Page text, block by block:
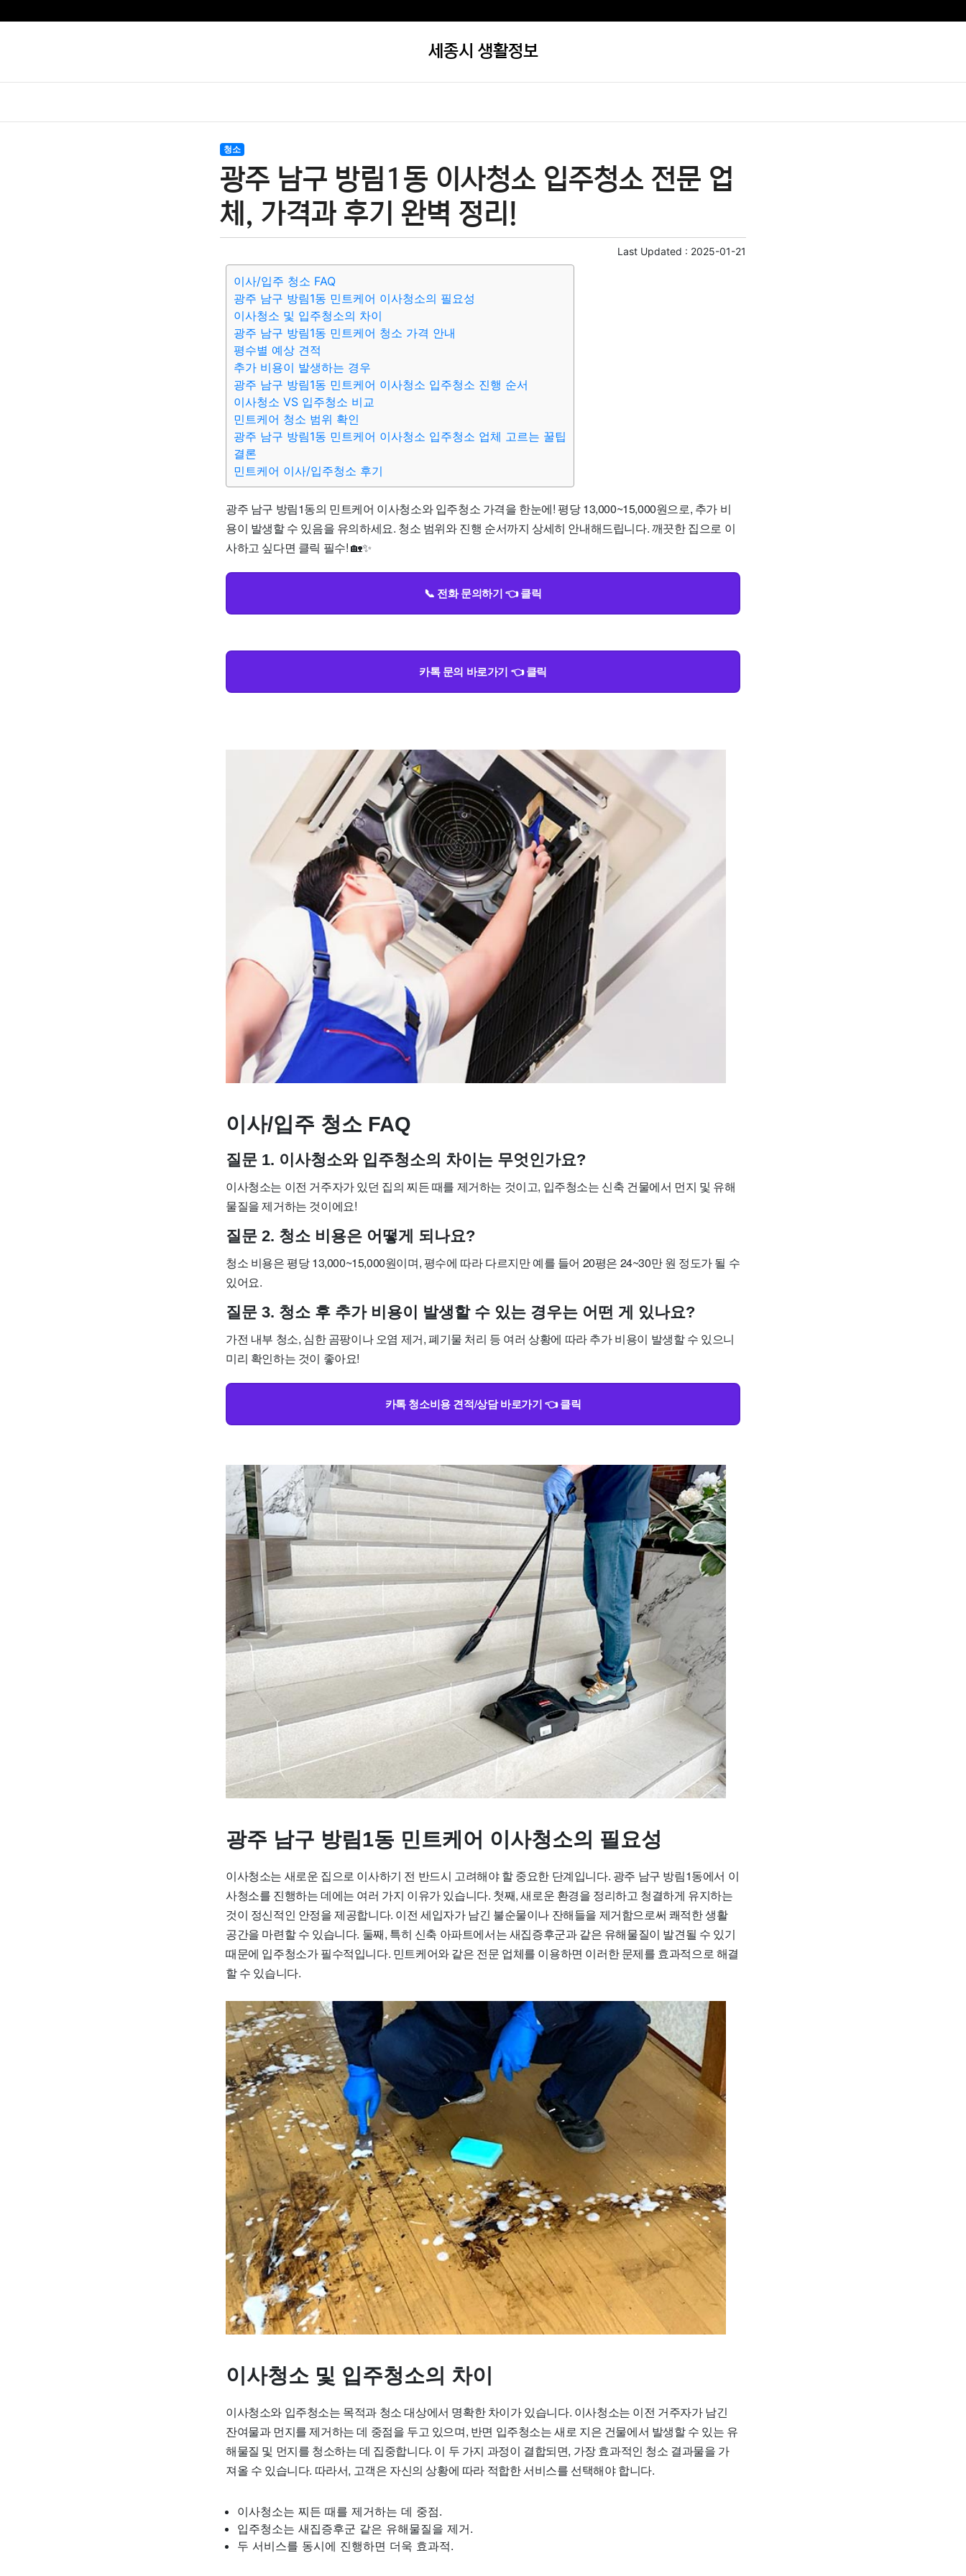
세종시 생활정보
청소
광주 남구 방림1동 이사청소 입주청소 전문 업
체, 가격과 후기 완벽 정리!
Last Updated : 2025-01-21
이사/입주 청소 FAQ
광주 남구 방림1동 민트케어 이사청소의 필요성
이사청소 및 입주청소의 차이
광주 남구 방림1동 민트케어 청소 가격 안내
평수별 예상 견적
추가 비용이 발생하는 경우
광주 남구 방림1동 민트케어 이사청소 입주청소 진행 순서
이사청소 VS 입주청소 비교
민트케어 청소 범위 확인
광주 남구 방림1동 민트케어 이사청소 입주청소 업체 고르는 꿀팁
결론
민트케어 이사/입주청소 후기
광주 남구 방림1동의 민트케어 이사청소와 입주청소 가격을 한눈에! 평당 13,000~15,000원으로, 추가 비
용이 발생할 수 있음을 유의하세요. 청소 범위와 진행 순서까지 상세히 안내해드립니다. 깨끗한 집으로 이
사하고 싶다면 클릭 필수! 🏡✨
📞 전화 문의하기 👈 클릭
카톡 문의 바로가기 👈 클릭
이사/입주 청소 FAQ
질문 1. 이사청소와 입주청소의 차이는 무엇인가요?
이사청소는 이전 거주자가 있던 집의 찌든 때를 제거하는 것이고, 입주청소는 신축 건물에서 먼지 및 유해
물질을 제거하는 것이에요!
질문 2. 청소 비용은 어떻게 되나요?
청소 비용은 평당 13,000~15,000원이며, 평수에 따라 다르지만 예를 들어 20평은 24~30만 원 정도가 될 수
있어요.
질문 3. 청소 후 추가 비용이 발생할 수 있는 경우는 어떤 게 있나요?
가전 내부 청소, 심한 곰팡이나 오염 제거, 폐기물 처리 등 여러 상황에 따라 추가 비용이 발생할 수 있으니
미리 확인하는 것이 좋아요!
카톡 청소비용 견적/상담 바로가기 👈 클릭
광주 남구 방림1동 민트케어 이사청소의 필요성
이사청소는 새로운 집으로 이사하기 전 반드시 고려해야 할 중요한 단계입니다. 광주 남구 방림1동에서 이
사청소를 진행하는 데에는 여러 가지 이유가 있습니다. 첫째, 새로운 환경을 정리하고 청결하게 유지하는
것이 정신적인 안정을 제공합니다. 이전 세입자가 남긴 불순물이나 잔해들을 제거함으로써 쾌적한 생활
공간을 마련할 수 있습니다. 둘째, 특히 신축 아파트에서는 새집증후군과 같은 유해물질이 발견될 수 있기
때문에 입주청소가 필수적입니다. 민트케어와 같은 전문 업체를 이용하면 이러한 문제를 효과적으로 해결
할 수 있습니다.
이사청소 및 입주청소의 차이
이사청소와 입주청소는 목적과 청소 대상에서 명확한 차이가 있습니다. 이사청소는 이전 거주자가 남긴
잔여물과 먼지를 제거하는 데 중점을 두고 있으며, 반면 입주청소는 새로 지은 건물에서 발생할 수 있는 유
해물질 및 먼지를 청소하는 데 집중합니다. 이 두 가지 과정이 결합되면, 가장 효과적인 청소 결과물을 가
져올 수 있습니다. 따라서, 고객은 자신의 상황에 따라 적합한 서비스를 선택해야 합니다.
이사청소는 찌든 때를 제거하는 데 중점.
입주청소는 새집증후군 같은 유해물질을 제거.
두 서비스를 동시에 진행하면 더욱 효과적.